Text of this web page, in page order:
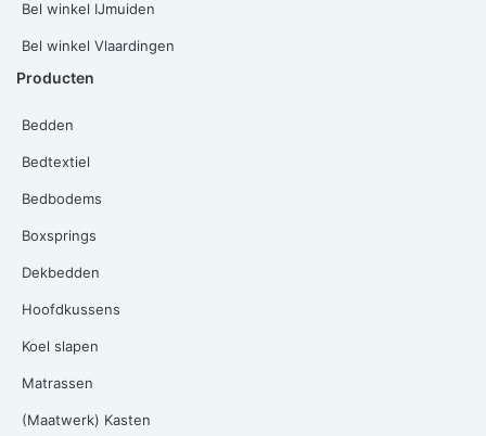
Bel winkel IJmuiden
Bel winkel Vlaardingen
Producten
Bedden
Bedtextiel
Bedbodems
Boxsprings
Dekbedden
Hoofdkussens
Koel slapen
Matrassen
(Maatwerk) Kasten